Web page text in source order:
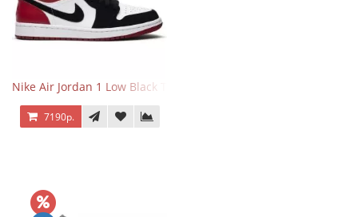
Nike Air Jordan 1 Low Black Toe
7190р.